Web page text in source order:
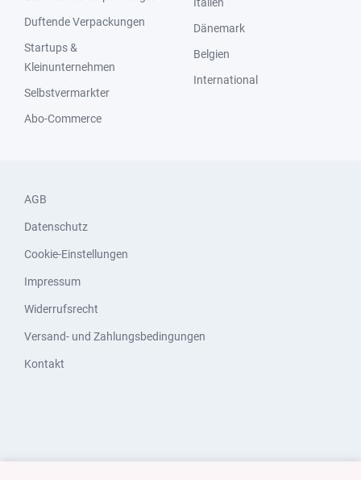
Duftende Verpackungen
Startups &
Kleinunternehmen
Selbstvermarkter
Abo-Commerce
Dänemark
Belgien
International
AGB
Datenschutz
Cookie-Einstellungen
Impressum
Widerrufsrecht
Versand- und Zahlungsbedingungen
Kontakt